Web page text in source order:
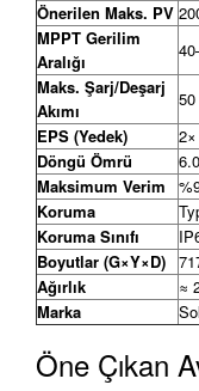
Önerilen Maks. PV
MPPT Gerilim
Aralığı
Maks. Şarj/Deşarj
Akımı
EPS (Yedek)
Döngü Ömrü
Maksimum Verim
Koruma
Koruma Sınıfı
Boyutlar (G×Y×D)
Ağırlık
≈
Marka
Öne Çıkan